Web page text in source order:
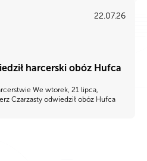
22.07.26
harcerski obóz Hufca
We wtorek, 21 lipca,
Czarzasty odwiedził obóz Hufca